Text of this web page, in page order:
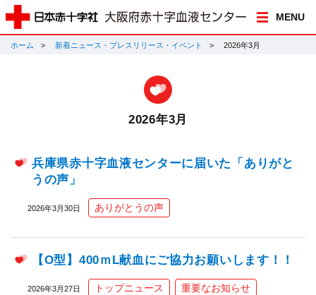
MENU
ホーム 新着ニュース・プレスリリース・イベント 2026年3月
2026年3月
兵庫県赤十字血液センターに届いた「ありがと
うの声」
2026年3月30日 ありがとうの声
【O型】400ｍL献血にご協力お願いします！！
2026年3月27日 トップニュース 重要なお知らせ